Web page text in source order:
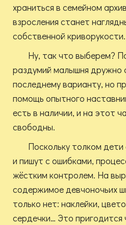
храниться в семейном
взросления станет
собственной криворукости.
Ну, так что выберем?
раздумий малышня дружно
последнему варианту, но
помощь опытного
есть в наличии, и на этот
свободны.
Поскольку толком
и пишут с ошибками,
жёстким контролем. На
содержимое девчоночьих
только нет: наклейки,
сердечки… Это пригодится